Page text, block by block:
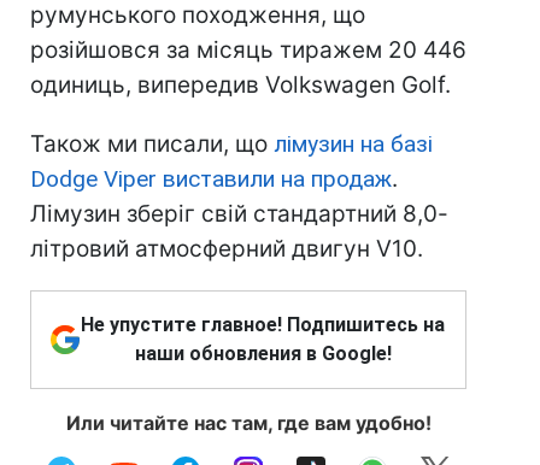
румунського походження, що
розійшовся за місяць тиражем 20 446
одиниць, випередив Volkswagen Golf.
Також ми писали, що лімузин на базі
Dodge Viper виставили на продаж.
Лімузин зберіг свій стандартний 8,0-
літровий атмосферний двигун V10.
Не упустите главное! Подпишитесь на
наши обновления в Google!
Или читайте нас там, где вам удобно!